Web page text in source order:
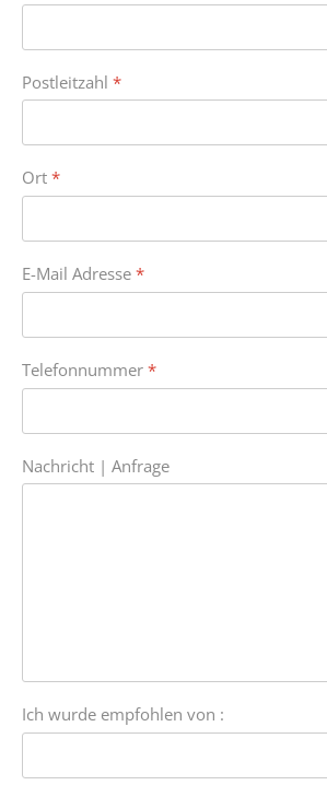
Postleitzahl *
Ort *
E-Mail Adresse *
Telefonnummer *
Nachricht | Anfrage
Ich wurde empfohlen von :